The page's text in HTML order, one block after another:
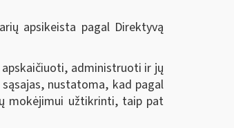
apsikeista pagal Direktyvą
administruoti ir jų
nustatoma, kad pagal
mokėjimui užtikrinti, taip pat